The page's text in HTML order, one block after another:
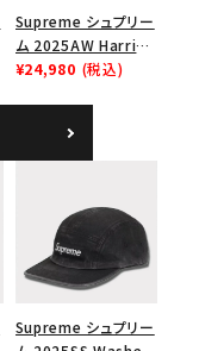
Supreme シュプリー
ム 2025AW Harris
Tweed Camp Cap
¥24,980 (税込)
Supreme シュプリー